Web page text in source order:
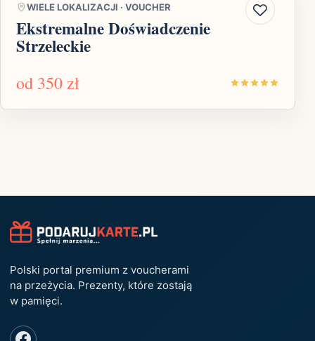
WIELE LOKALIZACJI · VOUCHER
Ekstremalne Doświadczenie
Strzeleckie
od 350 zł
Polski portal premium z voucherami
na przeżycia. Prezenty, które zostają
w pamięci.